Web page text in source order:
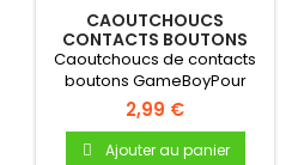
CAOUTCHOUCS
CONTACTS BOUTONS
GAMEBOY DMG-01
Caoutchoucs de contacts
boutons GameBoyPour
Gameboy "FAT" DMG-01
Bouton A...
2,99 €
Ajouter au panier